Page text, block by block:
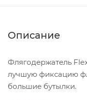
Описание
Флягодержатель
лучшую фиксацию
большие бутылки.